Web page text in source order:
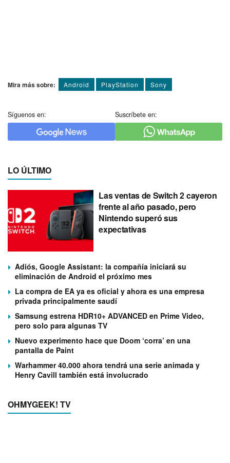
Mira más sobre: Android PlayStation Sony
Síguenos en: Suscríbete en:
LO ÚLTIMO
Las ventas de Switch 2 cayeron
frente al año pasado, pero
Nintendo superó sus
expectativas
Adiós, Google Assistant: la compañía iniciará su
eliminación de Android el próximo mes
La compra de EA ya es oficial y ahora es una empresa
privada principalmente saudí
Samsung estrena HDR10+ ADVANCED en Prime Video,
pero solo para algunas TV
Nuevo experimento hace que Doom ‘corra’ en una
pantalla de Paint
Warhammer 40.000 ahora tendrá una serie animada y
Henry Cavill también está involucrado
OHMYGEEK! TV